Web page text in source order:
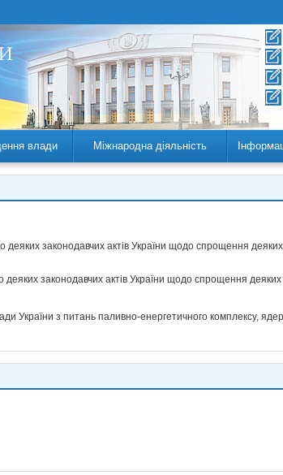
влади Міжнародна діяльність
деяких законодавчих актів України щодо спрощення деяких
законодавчих актів України щодо спрощення деяких
України з питань паливно-енергетичного комплексу,